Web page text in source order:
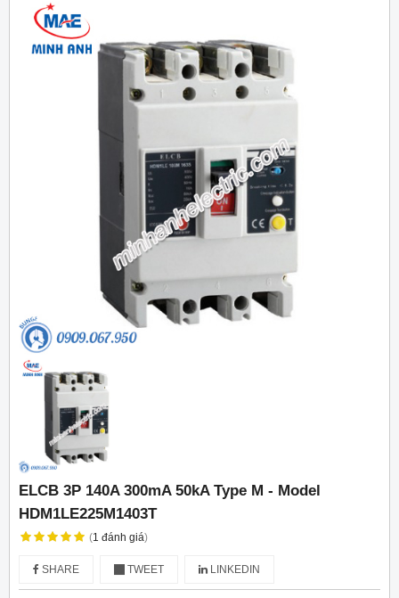
ELCB 3P 140A 300mA 50kA Type M - Model
HDM1LE225M1403T
(1 đánh giá)
SHARE TWEET LINKEDIN